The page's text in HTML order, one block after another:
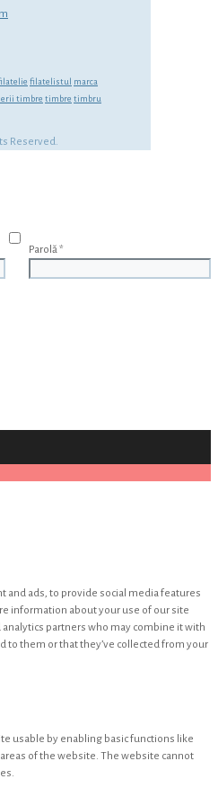
filatelistul marca
timbre timbre timbru
Reserved.
Parolă*
and ads, to provide social media features
information about your use of our site
partners who may combine it with
to them or that they’ve collected from your
usable by enabling basic functions like
of the website. The website cannot